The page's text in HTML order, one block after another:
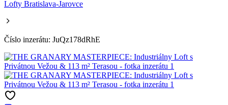
Lofty Bratislava-Jarovce
Číslo inzerátu: JuQz178dRhE